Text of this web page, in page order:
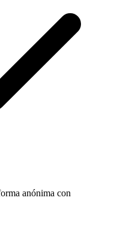
anónima con